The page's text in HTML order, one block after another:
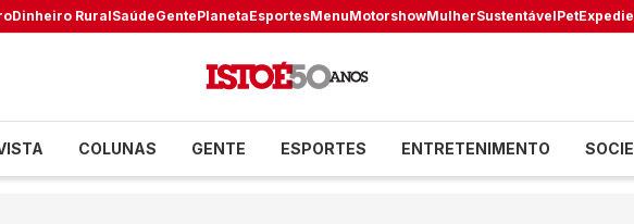
Dinheiro RuralSaúdeGentePlanetaEsportesMenuMotorshowMulherSustentávelPet
COLUNAS GENTE ESPORTES ENTRETENIMENTO